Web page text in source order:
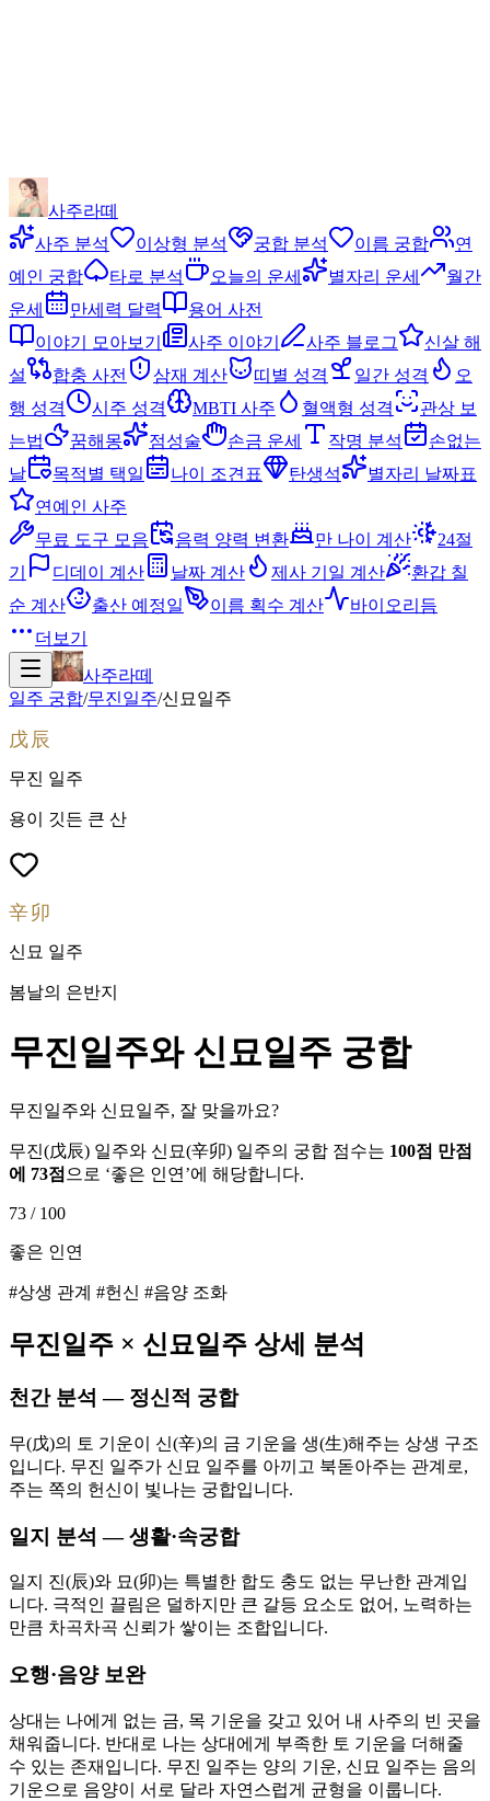
사주라떼
사주 분석
이상형 분석 궁합 분석 이름 궁합
연
예인 궁합
타로 분석 오늘의 운세 별자리 운세
월간
운세
만세력 달력
용어 사전
이야기 모아보기
사주 이야기 사주 블로그
신살 해
설
합충 사전 삼재 계산 띠별 성격 일간 성격
오
행 성격
시주 성격 MBTI 사주 혈액형 성격
관상 보
는법
꿈해몽 점성술 손금 운세 작명 분석
손없는
날
목적별 택일 나이 조견표 탄생석
별자리 날짜표
연예인 사주
무료 도구 모음
음력 양력 변환 만 나이 계산
24절
기
디데이 계산 날짜 계산 제사 기일 계산
환갑 칠
순 계산
출산 예정일 이름 획수 계산
바이오리듬
더보기
사주라떼
일주 궁합/무진일주/신묘 일주
戊辰
무진 일주
용이 깃든 큰 산
辛卯
신묘 일주
봄날의 은반지
무진일주와 신묘일주 궁합
무진일주와 신묘일주, 잘 맞을까요?
무진(戊辰) 일주와 신묘(辛卯) 일주의 궁합 점수는 100점 만점
에 73점 으로 ‘좋은 인연 ’에 해당합니다.
73 / 100
좋은 인연
#상생 관계 #헌신 #음양 조화
무진일주 × 신묘일주 상세 분석
천간 분석 — 정신적 궁합
무(戊)의 토 기운이 신(辛)의 금 기운을 생(生)해주는 상생 구조
입니다. 무진 일주가 신묘 일주를 아끼고 북돋아주는 관계로,
주는 쪽의 헌신이 빛나는 궁합입니다.
일지 분석 — 생활·속궁합
일지 진(辰)와 묘(卯)는 특별한 합도 충도 없는 무난한 관계입
니다. 극적인 끌림은 덜하지만 큰 갈등 요소도 없어, 노력하는
만큼 차곡차곡 신뢰가 쌓이는 조합입니다.
오행·음양 보완
상대는 나에게 없는 금, 목 기운을 갖고 있어 내 사주의 빈 곳을
채워줍니다. 반대로 나는 상대에게 부족한 토 기운을 더해줄
수 있는 존재입니다. 무진 일주는 양의 기운, 신묘 일주는 음의
기운으로 음양이 서로 달라 자연스럽게 균형을 이룹니다.